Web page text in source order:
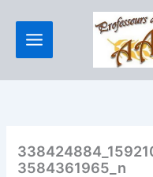
contenu
3584361965_n